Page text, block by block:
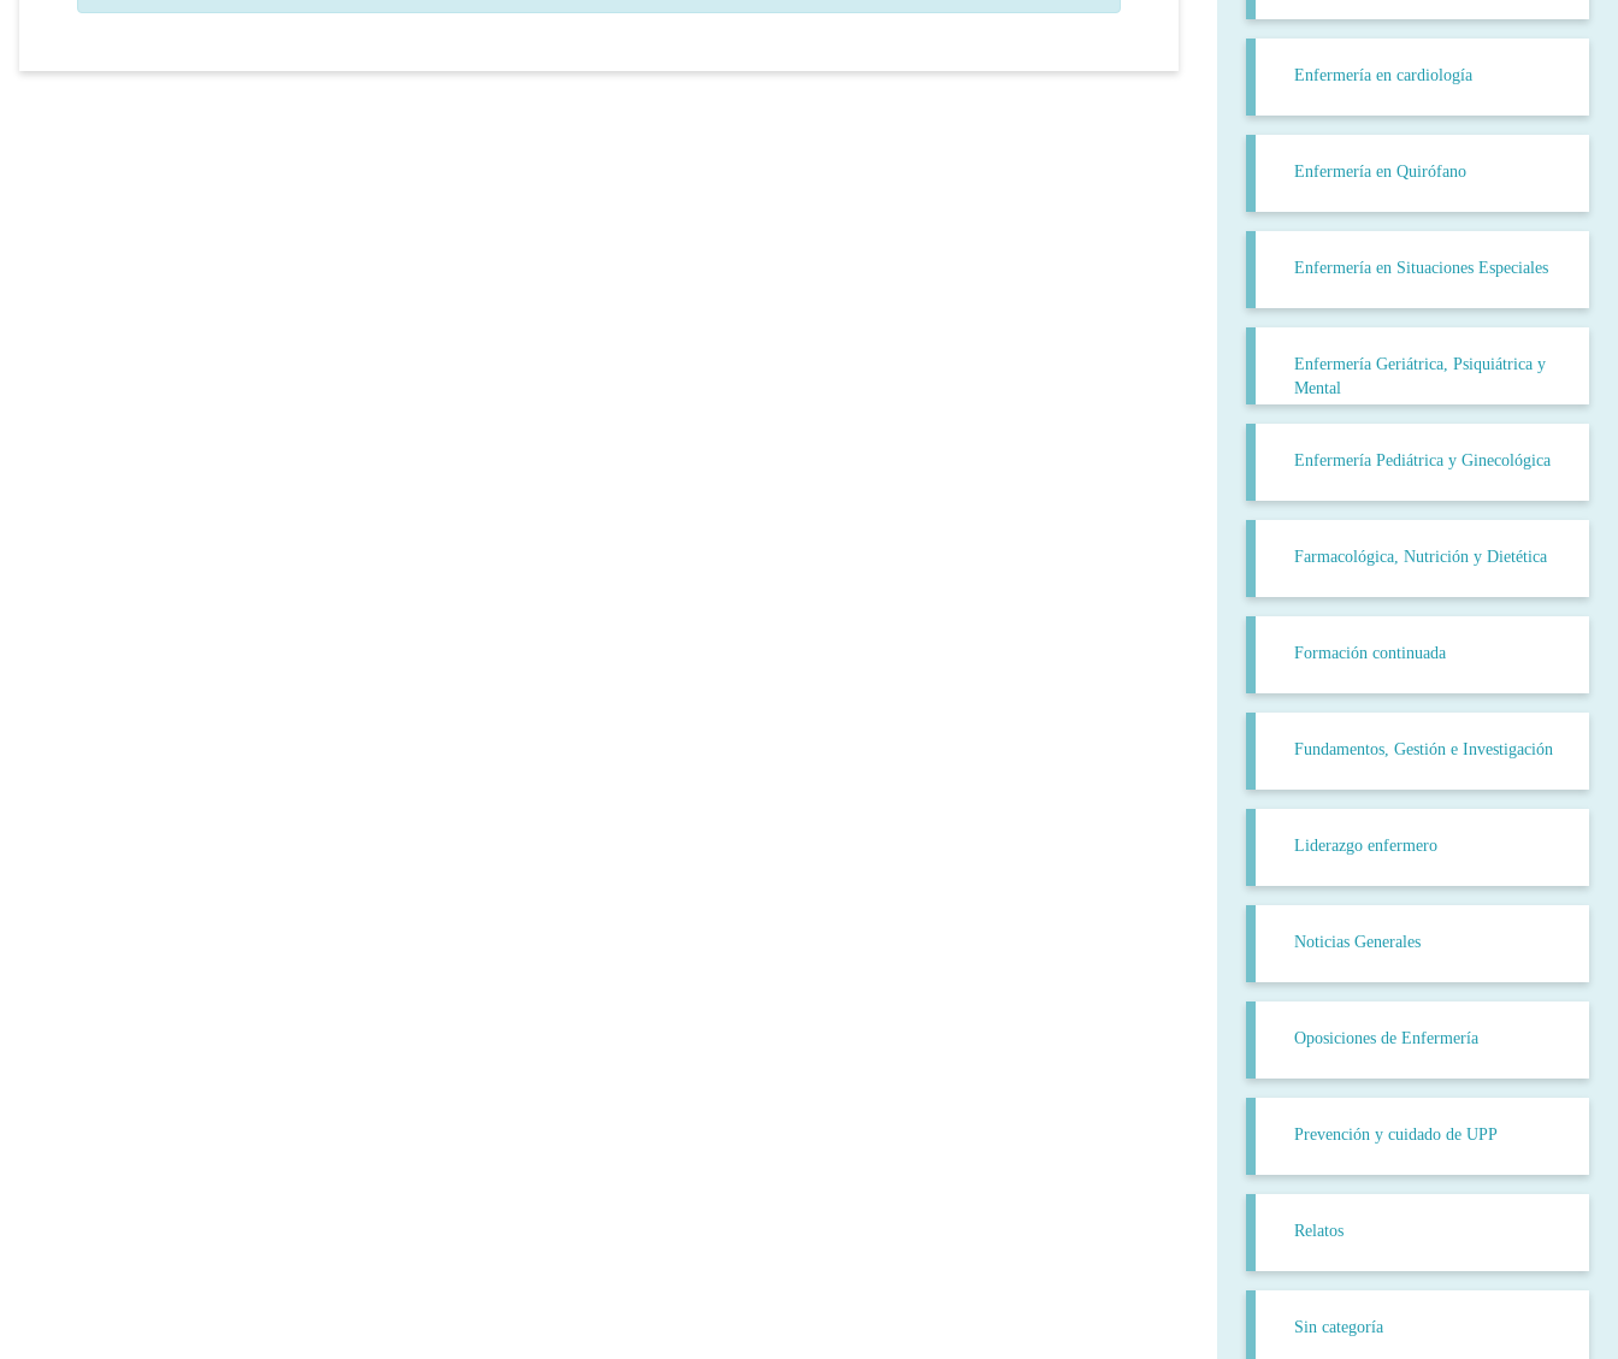
Enfermería en cardiología
Enfermería en Quirófano
Enfermería en Situaciones Especiales
Enfermería Geriátrica, Psiquiátrica y
Mental
Enfermería Pediátrica y Ginecológica
Farmacológica, Nutrición y Dietética
Formación continuada
Fundamentos, Gestión e Investigación
Liderazgo enfermero
Noticias Generales
Oposiciones de Enfermería
Prevención y cuidado de UPP
Relatos
Sin categoría